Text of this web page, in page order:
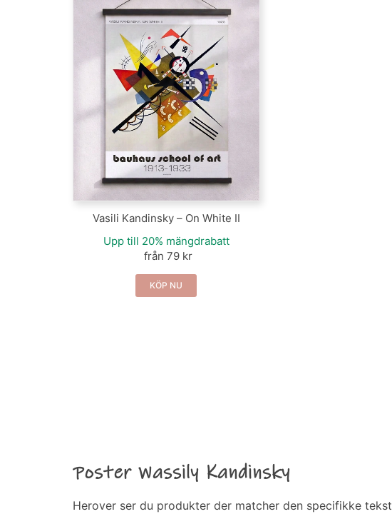
Vasili Kandinsky – On White II
Upp till 20% mängdrabatt
från 79 kr
KÖP NU
Poster Wassily Kandinsky
Herover ser du produkter der matcher den specifikke tekst